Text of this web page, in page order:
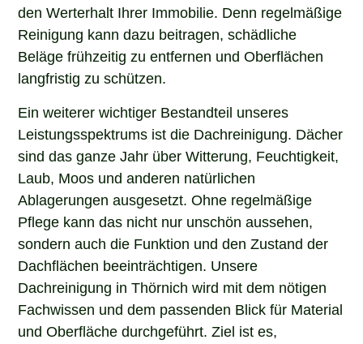
den Werterhalt Ihrer Immobilie. Denn regelmäßige
Reinigung kann dazu beitragen, schädliche
Beläge frühzeitig zu entfernen und Oberflächen
langfristig zu schützen.
Ein weiterer wichtiger Bestandteil unseres
Leistungsspektrums ist die Dachreinigung. Dächer
sind das ganze Jahr über Witterung, Feuchtigkeit,
Laub, Moos und anderen natürlichen
Ablagerungen ausgesetzt. Ohne regelmäßige
Pflege kann das nicht nur unschön aussehen,
sondern auch die Funktion und den Zustand der
Dachflächen beeinträchtigen. Unsere
Dachreinigung in Thörnich wird mit dem nötigen
Fachwissen und dem passenden Blick für Material
und Oberfläche durchgeführt. Ziel ist es,